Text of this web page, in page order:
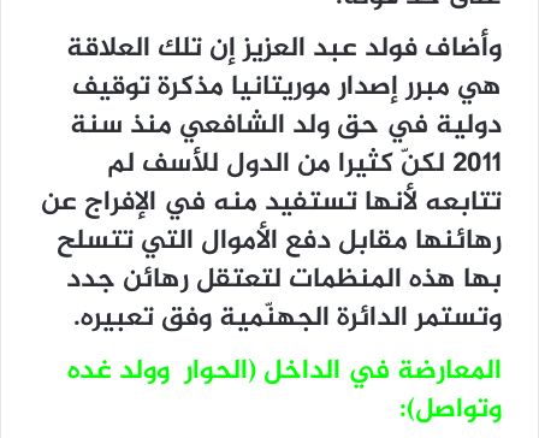
وأضاف فولد عبد العزيز إن تلك العلاقة
هي مبرر إصدار موريتانيا مذكرة توقيف
دولية في حق ولد الشافعي منذ سنة
2011 لكنّ كثيرا من الدول للأسف لم
تتابعه لأنها تستفيد منه في الإفراج عن
رهائنها مقابل دفع الأموال التي تتسلح
بها هذه المنظمات لتعتقل رهائن جدد
وتستمر الدائرة الجهنّمية وفق تعبيره.
المعارضة في الداخل (الحوار وولد غده
وتواصل):